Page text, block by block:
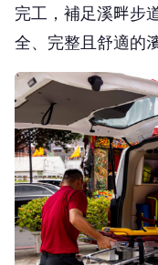
完工，補足溪畔步
全、完整且舒適的